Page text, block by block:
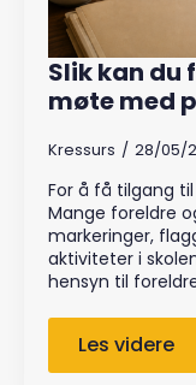
Slik kan
møte med
Kressurs 28/05/
For å få tilgang
Mange foreldre
markeringer,
aktiviteter i
hensyn til
Les videre